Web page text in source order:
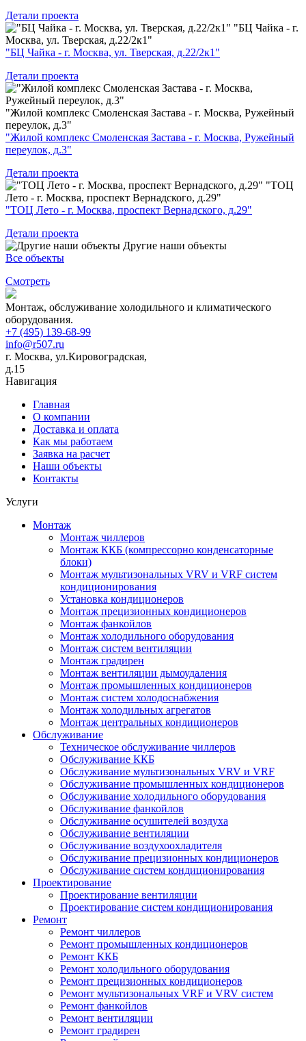
Детали проекта
"БЦ Чайка - г.
Москва, ул. Тверская, д.22/2к1"
"БЦ Чайка - г. Москва, ул. Тверская, д.22/2к1"
Детали проекта
"Жилой комплекс Смоленская Застава - г. Москва, Ружейный
переулок, д.3"
"Жилой комплекс Смоленская Застава - г. Москва, Ружейный
переулок, д.3"
Детали проекта
"ТОЦ
Лето - г. Москва, проспект Вернадского, д.29"
"ТОЦ Лето - г. Москва, проспект Вернадского, д.29"
Детали проекта
Другие наши объекты
Все объекты
Смотреть
Монтаж, обслуживание холодильного и климатического
оборудования.
+7 (495) 139-68-99
info@r507.ru
г. Москва, ул.Кировоградская,
д.15
Навигация
Главная
О компании
Доставка и оплата
Как мы работаем
Заявка на расчет
Наши объекты
Контакты
Услуги
Монтаж
Монтаж чиллеров
Монтаж ККБ (компрессорно конденсаторные
блоки)
Монтаж мультизональных VRV и VRF систем
кондиционирования
Установка кондиционеров
Монтаж прецизионных кондиционеров
Монтаж фанкойлов
Монтаж холодильного оборудования
Монтаж систем вентиляции
Монтаж градирен
Монтаж вентиляции дымоудаления
Монтаж промышленных кондиционеров
Монтаж систем холодоснабжения
Монтаж холодильных агрегатов
Монтаж центральных кондиционеров
Обслуживание
Техническое обслуживание чиллеров
Обслуживание ККБ
Обслуживание мультизональных VRV и VRF
Обслуживание промышленных кондиционеров
Обслуживание холодильного оборудования
Обслуживание фанкойлов
Обслуживание осушителей воздуха
Обслуживание вентиляции
Обслуживание воздухоохладителя
Обслуживание прецизионных кондиционеров
Обслуживание систем кондиционирования
Проектирование
Проектирование вентиляции
Проектирование систем кондиционирования
Ремонт
Ремонт чиллеров
Ремонт промышленных кондиционеров
Ремонт ККБ
Ремонт холодильного оборудования
Ремонт прецизионных кондиционеров
Ремонт мультизональных VRF и VRV систем
Ремонт фанкойлов
Ремонт вентиляции
Ремонт градирен